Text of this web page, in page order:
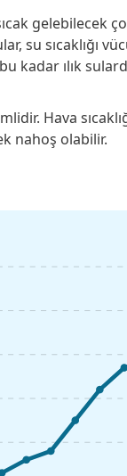
gelebilecek
su sıcaklığı
kadar ılık
Hava
nahoş olabilir.